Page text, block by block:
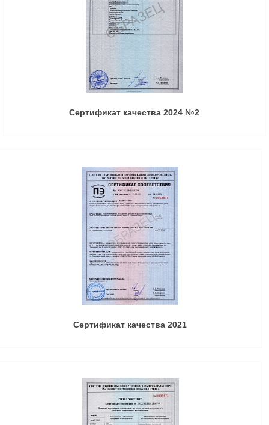
Сертификат качества 2024 №2
Сертификат качества 2021